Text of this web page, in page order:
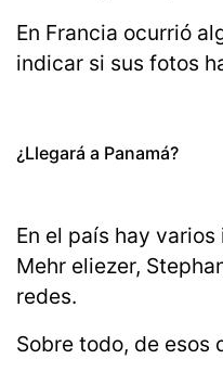
En Francia ocurrió
indicar si sus fotos
¿Llegará a Panamá?
En el país hay
Mehr eliezer,
redes.
Sobre todo, de esos